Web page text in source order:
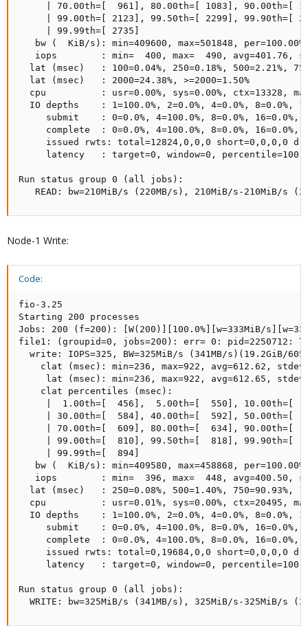
| 70.00th=[  961], 80.00th=[ 1083], 90.00th=[
| 99.00th=[ 2123], 99.50th=[ 2299], 99.90th=[
     | 99.99th=[ 2735]
bw (  KiB/s): min=409600, max=501848,
iops        : min=  400, max=  490, avg=401.76,
lat (msec)   : 100=0.04%, 250=0.18%, 500=2.21%,
  lat (msec)   : 2000=24.38%, >=2000=1.50%
cpu          : usr=0.00%, sys=0.00%, ctx=13328,
IO depths    : 1=100.0%, 2=0.0%, 4=0.0%, 8=0.0%,
submit    : 0=0.0%, 4=100.0%, 8=0.0%, 16=0.0%,
complete  : 0=0.0%, 4=100.0%, 8=0.0%, 16=0.0%,
issued rwts: total=12824,0,0,0 short=0,0,0,0
latency   : target=0, window=0,
Run status group 0 (all jobs):
READ: bw=210MiB/s (220MB/s), 210MiB/s-210MiB/s
Node-1 Write:
Code:
fio-3.25
Starting 200 processes
Jobs: 200 (f=200): [W(200)][100.0%][w=333MiB/
file1: (groupid=0, jobs=200): err= 0: pid=2250712:
write: IOPS=325, BW=325MiB/s (341MB/s)(19.2GiB/
clat (msec): min=236, max=922, avg=612.62,
lat (msec): min=236, max=922, avg=612.65,
    clat percentiles (msec):
|  1.00th=[  456],  5.00th=[  550], 10.00th=[
| 30.00th=[  584], 40.00th=[  592], 50.00th=[
| 70.00th=[  609], 80.00th=[  634], 90.00th=[
| 99.00th=[  810], 99.50th=[  818], 99.90th=[
     | 99.99th=[  894]
bw (  KiB/s): min=409580, max=458868,
iops        : min=  396, max=  448, avg=400.50,
lat (msec)   : 250=0.08%, 500=1.40%, 750=90.93%,
cpu          : usr=0.01%, sys=0.00%, ctx=20495,
IO depths    : 1=100.0%, 2=0.0%, 4=0.0%, 8=0.0%,
submit    : 0=0.0%, 4=100.0%, 8=0.0%, 16=0.0%,
complete  : 0=0.0%, 4=100.0%, 8=0.0%, 16=0.0%,
issued rwts: total=0,19684,0,0 short=0,0,0,0
latency   : target=0, window=0,
Run status group 0 (all jobs):
WRITE: bw=325MiB/s (341MB/s), 325MiB/s-325MiB/s